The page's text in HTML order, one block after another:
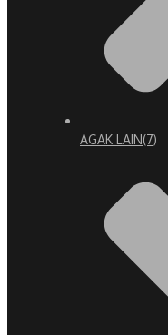
AGAK LAIN(7)